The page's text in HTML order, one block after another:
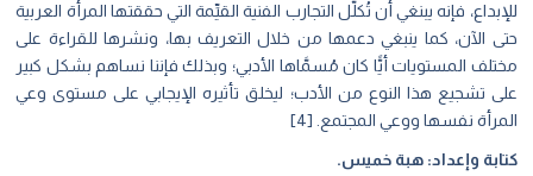
للإبداع، فإنه يبنغي أن تُكلَّل التجارب الفنية القيِّمة التي حققتها المرأة العربية
حتى الآن، كما ينبغي دعمها من خلال التعريف بها، ونشرها للقراءة على
مختلف المستويات أيًّا كان مُسمَّاها الأدبي؛ وبذلك فإننا نساهم بشكل كبير
على تشجيع هذا النوع من الأدب؛ ليخلق تأثيره الإيجابي على مستوى وعي
المرأة نفسها ووعي المجتمع. [4]
كتابة وإعداد: هبة خميس.